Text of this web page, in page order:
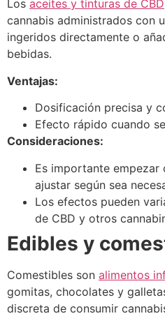
Los aceites y tinturas de CBD
cannabis administrados con
ingeridos directamente o
bebidas.
Ventajas:
Dosificación precisa y
Efecto rápido cuando
Consideraciones:
Es importante empezar
ajustar según sea
Los efectos pueden
de CBD y otros
Edibles y
Comestibles son alimentos
gomitas, chocolates y
discreta de consumir